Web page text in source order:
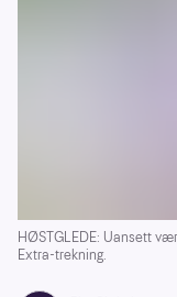
HØSTGLEDE: Uansett
Extra-trekning.